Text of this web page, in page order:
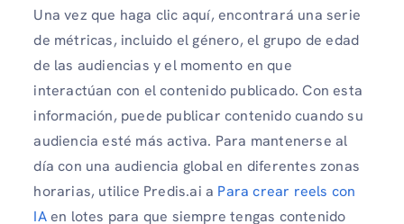
Una vez que haga clic aquí, encontrará una serie
de métricas, incluido el género, el grupo de edad
de las audiencias y el momento en que
interactúan con el contenido publicado. Con esta
información, puede publicar contenido cuando su
audiencia esté más activa. Para mantenerse al
día con una audiencia global en diferentes zonas
horarias, utilice Predis.ai a Para crear reels con
IAen lotes para que siempre tengas contenido